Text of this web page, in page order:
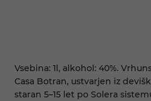
Vsebina: 1l, alkohol: 40%.
Casa Botran, ustvarjen iz
staran 5–15 let po Solera